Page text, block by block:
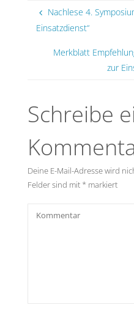
Nachlese 4.
Einsatzdienst“
Merkblatt
zur
Schreibe
Deine E-Mail-Adresse wird
Felder sind mit * markiert